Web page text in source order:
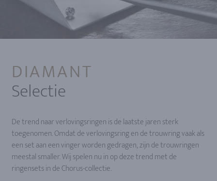
DIAMANT
Selectie
De trend naar verlovingsringen is de laatste jaren sterk
toegenomen. Omdat de verlovingsring en de trouwring vaak als
een set aan een vinger worden gedragen, zijn de trouwringen
meestal smaller. Wij spelen nu in op deze trend met de
ringensets in de Chorus-collectie.